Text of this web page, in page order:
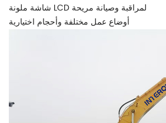
شاشة ملونة LCD لمراقبة وصيانة مريحة
أوضاع عمل مختلفة وأحجام اختيارية